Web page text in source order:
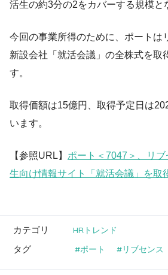
活生の約3分の2をカバーする規模と
今回の事業所得のために、ポートは
新設会社「就活会議」の全株式を取
す。
取得価額は15億円、取得予定日は
います。
【参照URL】 ポート＜7047＞、リ
生向け情報サイト「就活会議」を取
カテゴリ HRトレンド
タグ ポート リブセンス